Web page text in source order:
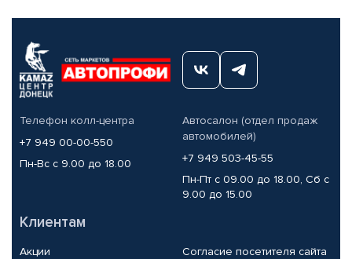
Телефон колл-центра
+7 949 00-00-550
Пн-Вс с 9.00 до 18.00
Автосалон (отдел продаж
автомобилей)
+7 949 503-45-55
Пн-Пт с 09.00 до 18.00, Сб с
9.00 до 15.00
Клиентам
Акции
Согласие посетителя сайта